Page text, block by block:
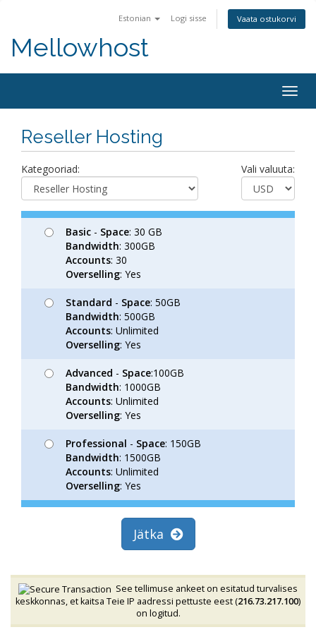
Estonian Logi sisse Vaata ostukorvi
Mellowhost
Reseller Hosting
Kategooriad: Vali valuuta:
Basic - Space: 30 GB
Bandwidth: 300GB
Accounts: 30
Overselling: Yes
Standard - Space: 50GB
Bandwidth: 500GB
Accounts: Unlimited
Overselling: Yes
Advanced - Space:100GB
Bandwidth: 1000GB
Accounts: Unlimited
Overselling: Yes
Professional - Space: 150GB
Bandwidth: 1500GB
Accounts: Unlimited
Overselling: Yes
Jätka
See tellimuse ankeet on esitatud turvalises
keskkonnas, et kaitsa Teie IP aadressi pettuste eest (216.73.217.100)
on logitud.